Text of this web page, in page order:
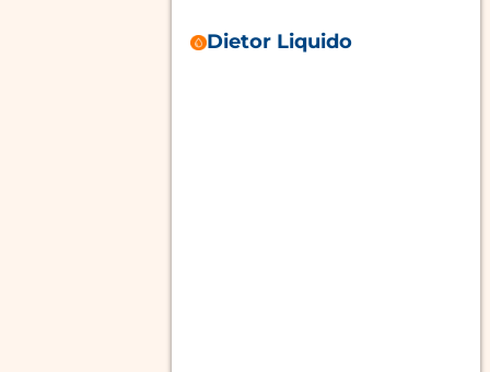
Dietor Liquido